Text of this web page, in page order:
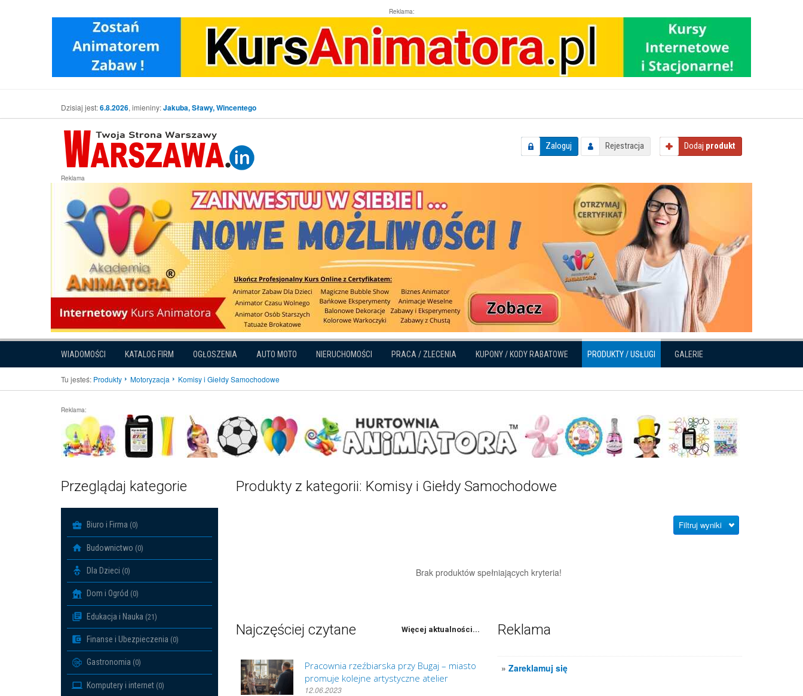
Reklama:
Dzisiaj jest:6.8.2026, imieniny:Jakuba, Sławy, Wincentego
Zaloguj Rejestracja Dodaj produkt
Reklama
WIADOMOŚCI KATALOG FIRM OGŁOSZENIA AUTO MOTO NIERUCHOMOŚCI PRACA / ZLECENIA KUPONY / KODY RABATOWE PRODUKTY / USŁUGI GALERIE
Tu jesteś: Produkty Motoryzacja Komisy i Giełdy Samochodowe
Reklama:
Przeglądaj kategorie
Biuro i Firma (0)
Budownictwo (0)
Dla Dzieci (0)
Dom i Ogród (0)
Edukacja i Nauka (21)
Finanse i Ubezpieczenia (0)
Gastronomia (0)
Komputery i internet (0)
Produkty z kategorii: Komisy i Giełdy Samochodowe
Filtruj wyniki
Brak produktów spełniających kryteria!
Najczęściej czytane Więcej aktualności...
Pracownia rzeźbiarska przy Bugaj – miasto
promuje kolejne artystyczne atelier
12.06.2023
Reklama
»Zareklamuj się